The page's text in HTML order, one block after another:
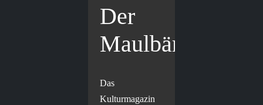
Der
Maulbär
Das
Kulturmagazin